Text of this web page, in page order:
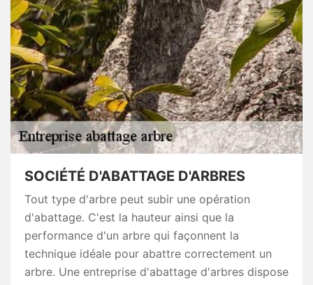
SOCIÉTÉ D'ABATTAGE D'ARBRES
Tout type d'arbre peut subir une opération
d'abattage. C'est la hauteur ainsi que la
performance d'un arbre qui façonnent la
technique idéale pour abattre correctement un
arbre. Une entreprise d'abattage d'arbres dispose